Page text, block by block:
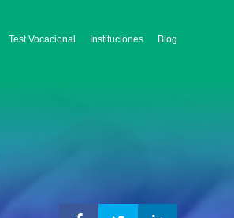
Test Vocacional Instituciones Blog